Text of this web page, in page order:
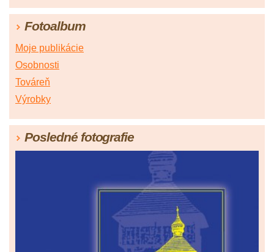
Fotoalbum
Moje publikácie
Osobnosti
Továreň
Výrobky
Posledné fotografie